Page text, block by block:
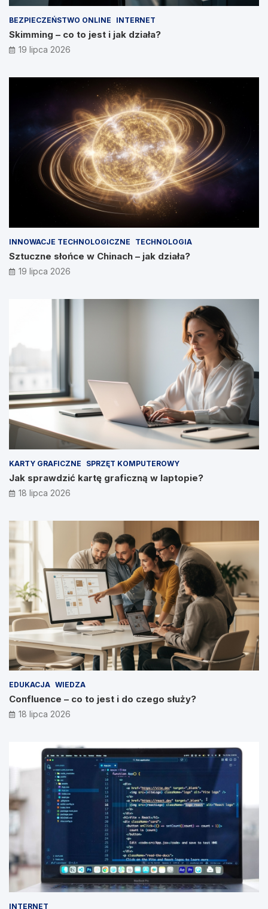
BEZPIECZEŃSTWO ONLINE INTERNET
Skimming – co to jest i jak działa?
19 lipca 2026
INNOWACJE TECHNOLOGICZNE TECHNOLOGIA
Sztuczne słońce w Chinach – jak działa?
19 lipca 2026
KARTY GRAFICZNE SPRZĘT KOMPUTEROWY
Jak sprawdzić kartę graficzną w laptopie?
18 lipca 2026
EDUKACJA WIEDZA
Confluence – co to jest i do czego służy?
18 lipca 2026
INTERNET